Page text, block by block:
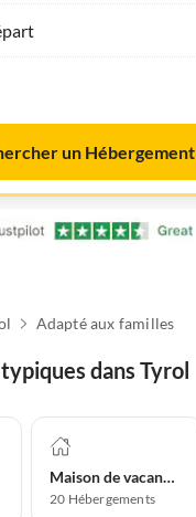
un Hébergement
Adapté aux familles
dans Tyrol
Maison de vacances
20 Hébergements